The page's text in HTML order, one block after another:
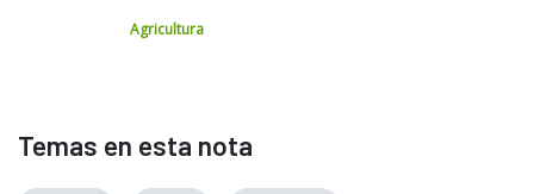
Agricultura
Temas en esta nota